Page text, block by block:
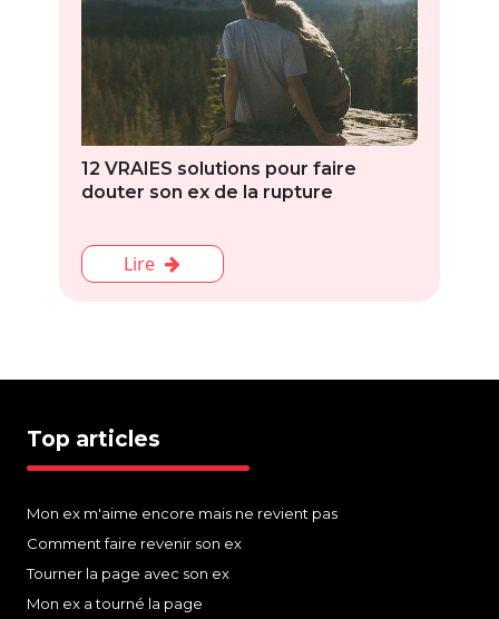
12 VRAIES solutions pour faire
douter son ex de la rupture
Lire
Top articles
Mon ex m'aime encore mais ne revient pas
Comment faire revenir son ex
Tourner la page avec son ex
Mon ex a tourné la page